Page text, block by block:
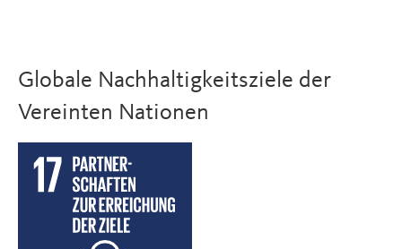
Globale Nachhaltigkeitsziele der
Vereinten Nationen